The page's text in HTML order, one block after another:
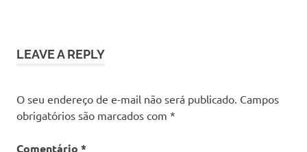
LEAVE A REPLY
O seu endereço de e-mail não será publicado. Campos
obrigatórios são marcados com *
Comentário *